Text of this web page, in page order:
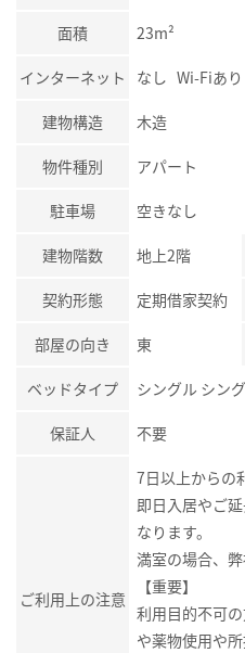
面積 23m²
インターネット なし Wi-Fiあり
建物構造 木造
物件種別 アパート
駐車場 空きなし
建物階数 地上2階
契約形態 定期借家契約
部屋の向き 東
ベッドタイプ シングル シン
保証人 不要
ご利用上の注意
7日以上からの
即日入居やご
なります。
満室の場合、弊
【重要】
利用目的不可
や薬物使用や